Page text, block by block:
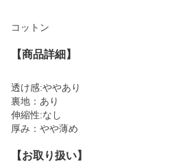
コットン
【商品詳細】
透け感:ややあり
裏地：あり
伸縮性:なし
厚み：やや薄め
【お取り扱い】